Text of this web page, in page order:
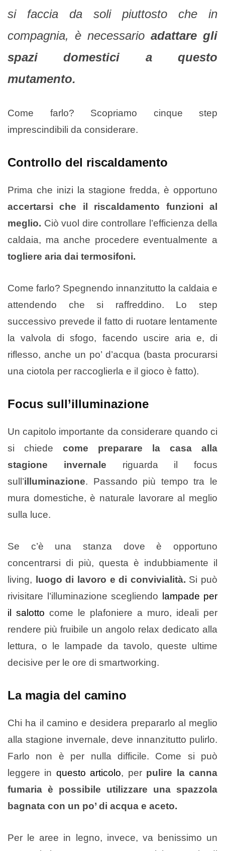
si faccia da soli piuttosto che in
compagnia, è necessario adattare gli
spazi domestici a questo
mutamento.
Come farlo? Scopriamo cinque step
imprescindibili da considerare.
Controllo del riscaldamento
Prima che inizi la stagione fredda, è opportuno
accertarsi che il riscaldamento funzioni al
meglio. Ciò vuol dire controllare l’efficienza della
caldaia, ma anche procedere eventualmente a
togliere aria dai termosifoni.
Come farlo? Spegnendo innanzitutto la caldaia e
attendendo che si raffreddino. Lo step
successivo prevede il fatto di ruotare lentamente
la valvola di sfogo, facendo uscire aria e, di
riflesso, anche un po’ d’acqua (basta procurarsi
una ciotola per raccoglierla e il gioco è fatto).
Focus sull’illuminazione
Un capitolo importante da considerare quando ci
si chiede come preparare la casa alla
stagione invernale riguarda il focus
sull’illuminazione. Passando più tempo tra le
mura domestiche, è naturale lavorare al meglio
sulla luce.
Se c’è una stanza dove è opportuno
concentrarsi di più, questa è indubbiamente il
living, luogo di lavoro e di convivialità. Si può
rivisitare l’illuminazione scegliendo
lampade per
il salotto come le plafoniere a muro, ideali per
rendere più fruibile un angolo relax dedicato alla
lettura, o le lampade da tavolo, queste ultime
decisive per le ore di smartworking.
La magia del camino
Chi ha il camino e desidera prepararlo al meglio
alla stagione invernale, deve innanzitutto pulirlo.
Farlo non è per nulla difficile. Come si può
leggere in questo articolo, per pulire la canna
fumaria è possibile utilizzare una spazzola
bagnata con un po’ di acqua e aceto.
Per le aree in legno, invece, va benissimo un